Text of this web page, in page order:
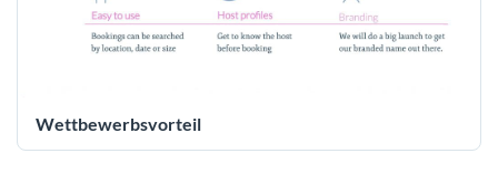
Wettbewerbsvorteil